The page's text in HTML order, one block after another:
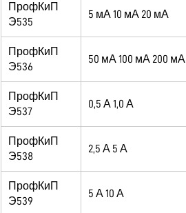
ПрофКиП
Э535
5 мА 10 мА 20 мА
ПрофКиП
Э536
50 мА 100 мА 200 мА
ПрофКиП
Э537
0,5 А 1,0 А
ПрофКиП
Э538
2,5 А 5 А
ПрофКиП
Э539
5 А 10 А